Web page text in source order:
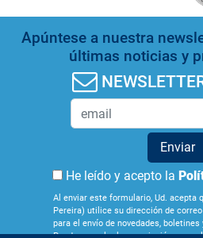
Apúntese a nuestra
últimas noticias y
Enviar
He leído y acepto la
Al enviar este formulario, Ud. acepta
Pereira) utilice su dirección de
para el envío de novedades,